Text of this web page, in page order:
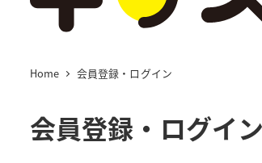
Home 会員登録・ログイン
会員登録・ログイン